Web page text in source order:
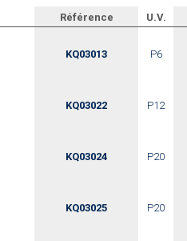
Référence U.V.
KQ03013 P6
KQ03022 P12
KQ03024 P20
KQ03025 P20